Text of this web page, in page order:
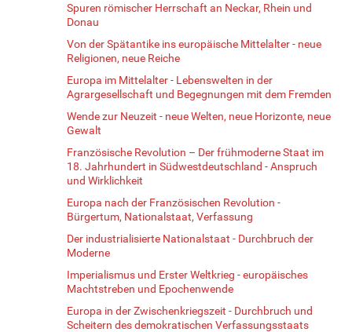
Spuren römischer Herrschaft an Neckar, Rhein und
Donau
Von der Spätantike ins europäische Mittelalter - neue
Religionen, neue Reiche
Europa im Mittelalter - Lebenswelten in der
Agrargesellschaft und Begegnungen mit dem Fremden
Wende zur Neuzeit - neue Welten, neue Horizonte, neue
Gewalt
Französische Revolution – Der frühmoderne Staat im
18. Jahrhundert in Südwestdeutschland - Anspruch
und Wirklichkeit
Europa nach der Französischen Revolution -
Bürgertum, Nationalstaat, Verfassung
Der industrialisierte Nationalstaat - Durchbruch der
Moderne
Imperialismus und Erster Weltkrieg - europäisches
Machtstreben und Epochenwende
Europa in der Zwischenkriegszeit - Durchbruch und
Scheitern des demokratischen Verfassungsstaats